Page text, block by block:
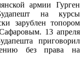
армии Гурген
на курсы
зарублен топором
13 апреля
приговорил
без права на